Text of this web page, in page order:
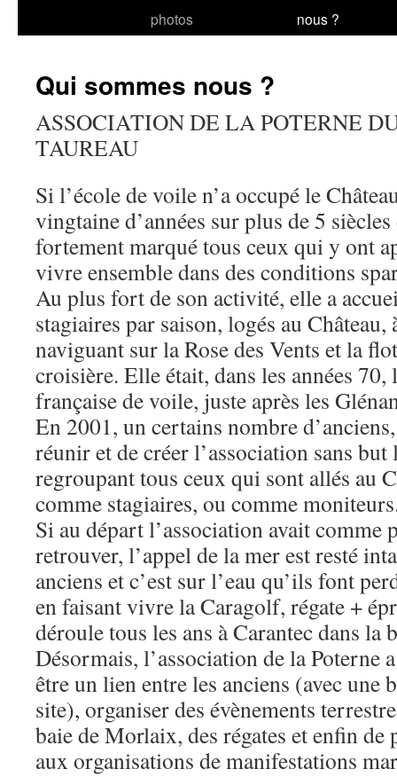
photos
nous ?
Qui sommes nous ?
ASSOCIATION DE LA POTERNE
TAUREAU
Si l’école de voile n’a occupé le
vingtaine d’années sur plus de 5
fortement marqué tous ceux qui y ont
vivre ensemble dans des conditions
Au plus fort de son activité, elle a
stagiaires par saison, logés au
naviguant sur la Rose des Vents et la
croisière. Elle était, dans les années 70,
française de voile, juste après les
En 2001, un certains nombre
réunir et de créer l’association sans
regroupant tous ceux qui sont allés au
comme stagiaires, ou comme
Si au départ l’association avait
retrouver, l’appel de la mer est resté
anciens et c’est sur l’eau qu’ils font
en faisant vivre la Caragolf, régate +
déroule tous les ans à Carantec dans la
Désormais, l’association de la Poterne
être un lien entre les anciens (avec une
site), organiser des évènements
baie de Morlaix, des régates et enfin
aux organisations de manifestations